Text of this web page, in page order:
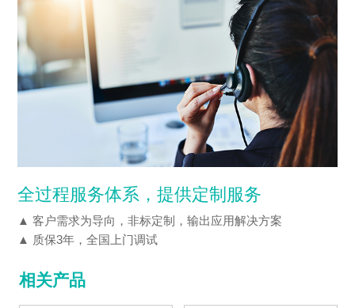
全过程服务体系，提供定制服务
▲ 客户需求为导向，非标定制，输出应用解决方案
▲ 质保3年，全国上门调试
相关产品